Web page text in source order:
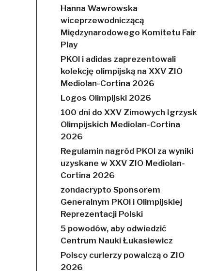
Hanna Wawrowska
wiceprzewodniczącą
Międzynarodowego Komitetu Fair
Play
PKOl i adidas zaprezentowali
kolekcję olimpijską na XXV ZIO
Mediolan-Cortina 2026
Logos Olimpijski 2026
100 dni do XXV Zimowych Igrzysk
Olimpijskich Mediolan-Cortina
2026
Regulamin nagród PKOl za wyniki
uzyskane w XXV ZIO Mediolan-
Cortina 2026
zondacrypto Sponsorem
Generalnym PKOl i Olimpijskiej
Reprezentacji Polski
5 powodów, aby odwiedzić
Centrum Nauki Łukasiewicz
Polscy curlerzy powalczą o ZIO
2026